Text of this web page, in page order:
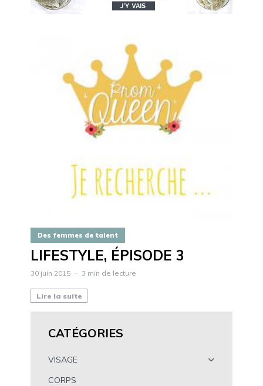
Des femmes de talent
LIFESTYLE, ÉPISODE 3
30 juin 2015 3 min de lecture
Lire la suite
CATÉGORIES
VISAGE
CORPS